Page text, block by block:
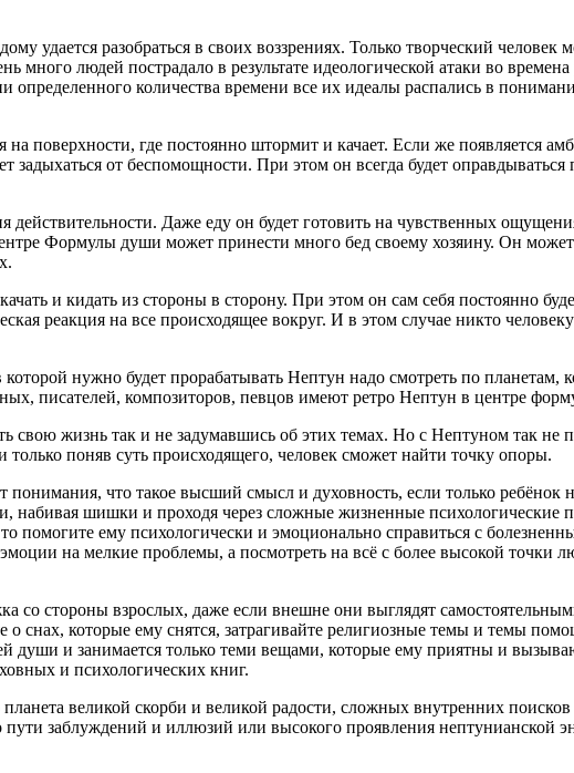
удается разобраться в своих воззрениях. Только творческий человек
много людей пострадало в результате идеологической атаки во
количества времени все их идеалы распались в
поверхности, где постоянно штормит и качает. Если же появляется
задыхаться от беспомощности. При этом он всегда будет
действительности. Даже еду он будет готовить на чувственных
Формулы души может принести много бед своему хозяину. Он может
и кидать из стороны в сторону. При этом он сам себя постоянно
реакция на все происходящее вокруг. И в этом случае никто
нужно будет прорабатывать Нептун надо смотреть по
писателей, композиторов, певцов имеют ретро Нептун в центре
жизнь так и не задумавшись об этих темах. Но с Нептуном так не
поняв суть происходящего, человек сможет найти точку опоры.
что такое высший смысл и духовность, если только ребёнок
набивая шишки и проходя через сложные жизненные психологические
ему психологически и эмоционально справиться с
на мелкие проблемы, а посмотреть на всё с более высокой точки
со стороны взрослых, даже если внешне они выглядят
снах, которые ему снятся, затрагивайте религиозные темы и темы
души и занимается только теми вещами, которые ему приятны и
и психологических книг.
великой скорби и великой радости, сложных внутренних
заблуждений и иллюзий или высокого проявления нептунианской